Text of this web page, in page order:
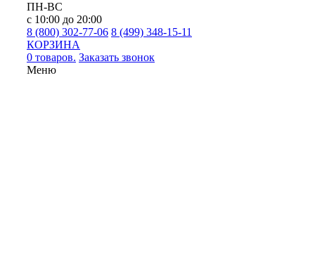
ПН-ВС
с 10:00 до 20:00
8 (800) 302-77-06 8 (499) 348-15-11
КОРЗИНА
0 товаров. Заказать звонок
Меню